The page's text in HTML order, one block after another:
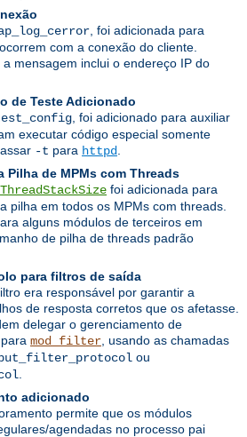
, foi adicionada para
com a conexão do cliente.
mensagem inclui o endereço IP do
de Teste Adicionado
, foi adicionado para auxiliar
executar código especial somente
-t para httpd
Pilha de MPMs com Threads
ThreadStackSize foi adicionada para
pilha em todos os MPMs com threads.
alguns módulos de terceiros em
de pilha de threads padrão
para filtros de saída
era responsável por garantir a
de resposta corretos que os afetasse.
delegar o gerenciamento de
mod_filter , usando as chamadas
ou
adicionado
permite que os módulos
agendadas no processo pai